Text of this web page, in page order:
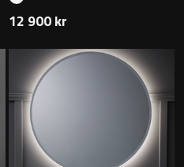
12 900 kr